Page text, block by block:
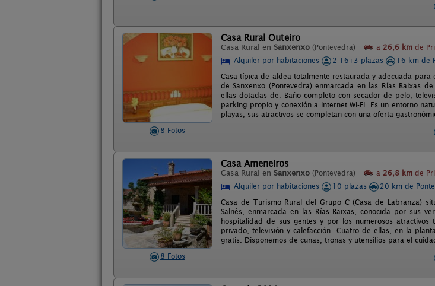
8 Fotos
Casa Rural Outeiro
Casa Rural en Sanxenxo (Pontevedra) a 26,6 km de
Alquiler por habitaciones
2-16+3 plazas
16 km de
Casa típica de aldea totalmente restaurada y adecuada
de Sanxenxo (Pontevedra) enmarcada en las Rías Baixas
ellas dotadas de: Baño completo con secador de pelo,
parking propio y conexión a internet WI-FI. Es un entorno
playas, sus atractivos se completan con una oferta
8 Fotos
Casa Ameneiros
Casa Rural en Sanxenxo (Pontevedra) a 26,8 km de
Alquiler por habitaciones
10 plazas
20 km de
Casa de Turismo Rural del Grupo C (Casa de Labranza)
Salnés, enmarcada en las Rías Baixas, conocida por sus
hospitalidad de sus gentes y por los numerosos
privado, televisión y calefacción. Cuatro de ellas, en la
gratis. Disponemos de cunas, tronas y utensilios para el